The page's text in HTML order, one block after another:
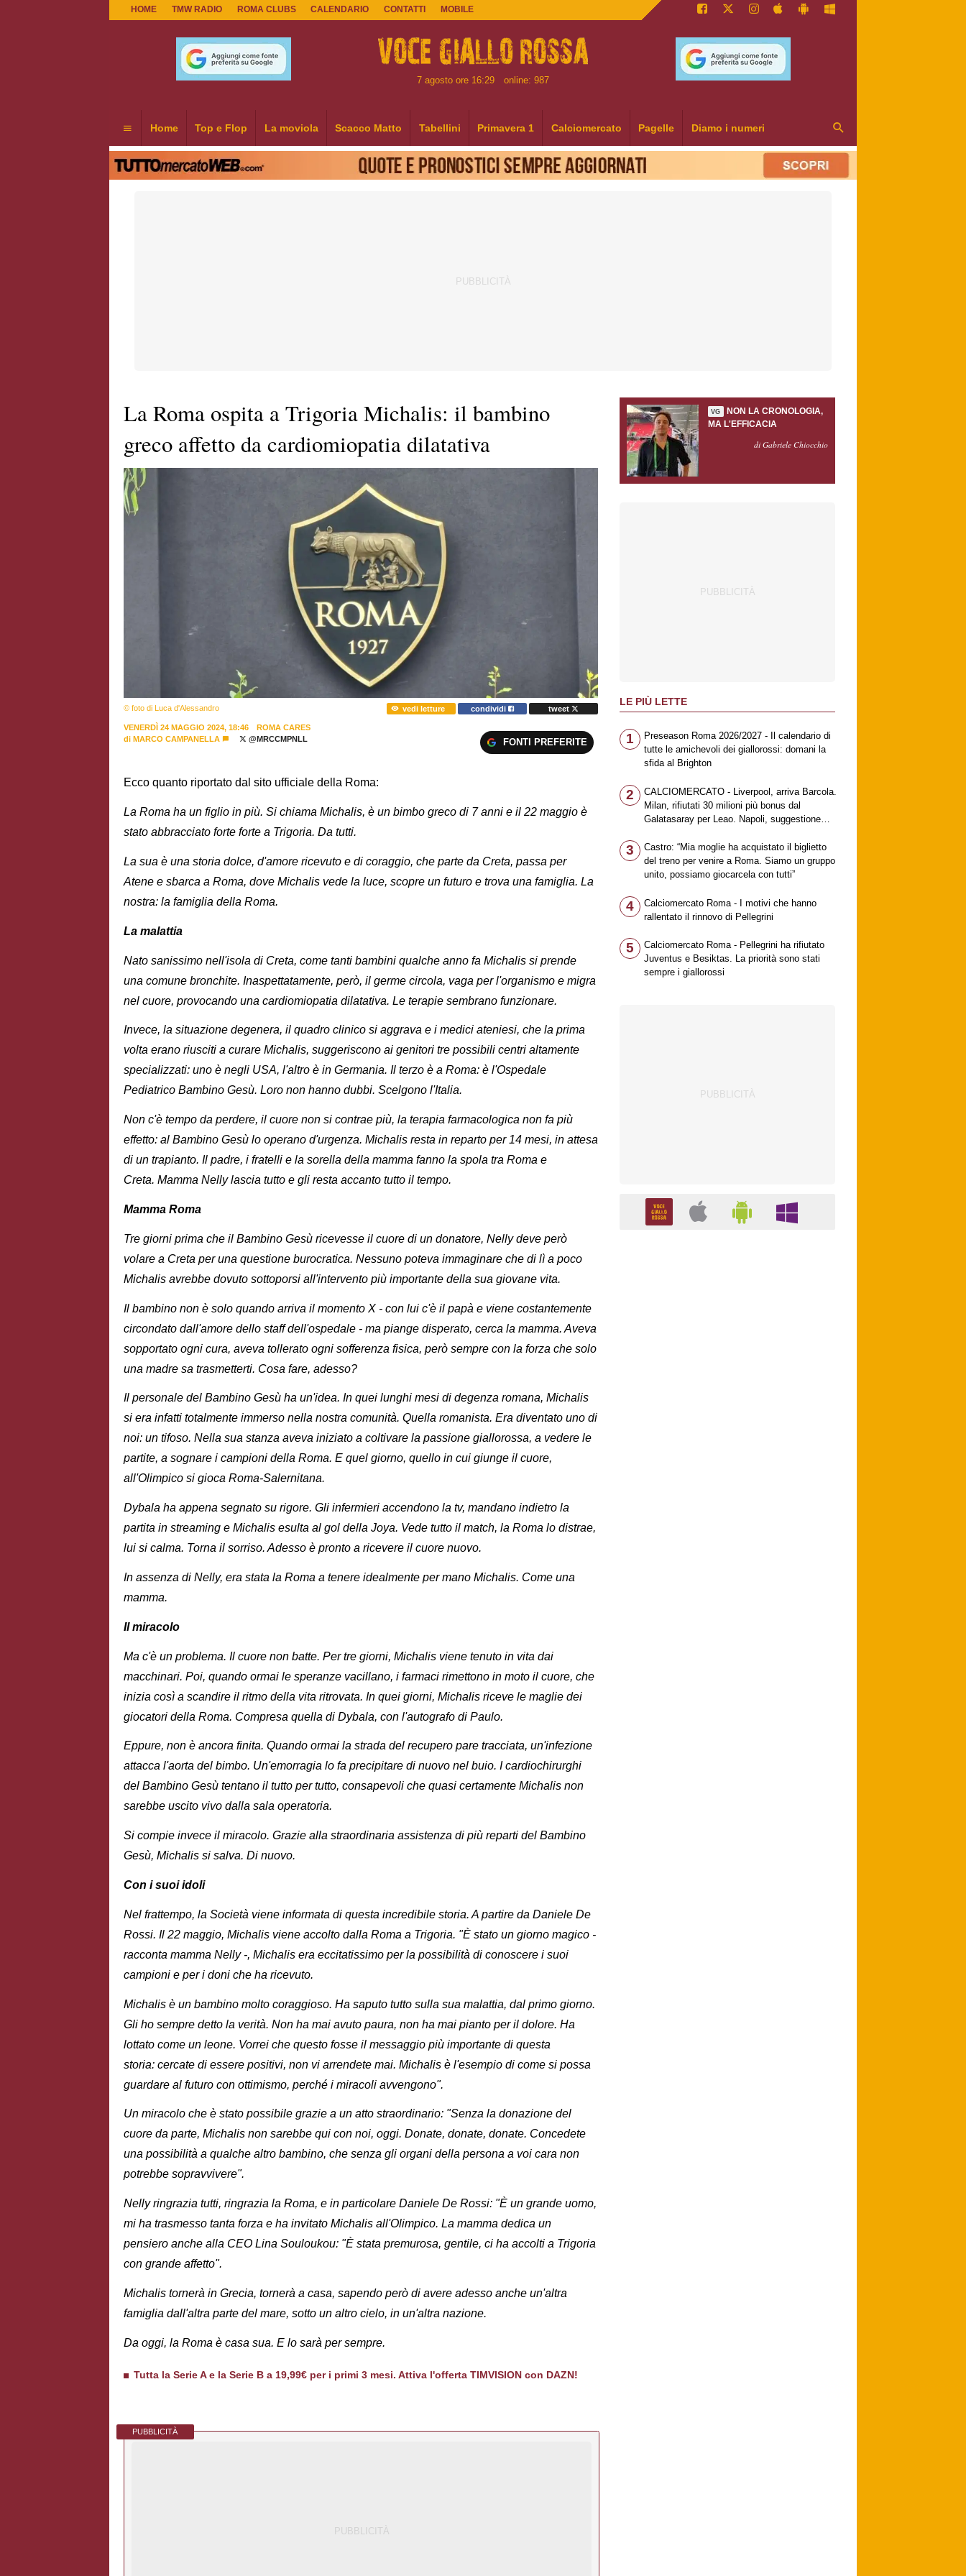
HOME TMW RADIO ROMA CLUBS CALENDARIO CONTATTI MOBILE
7 agosto ore 16:29 online: 987
Home Top e Flop La moviola Scacco Matto Tabellini Primavera 1 Calciomercato Pagelle Diamo i numeri
La Roma ospita a Trigoria Michalis: il bambino
greco affetto da cardiomiopatia dilatativa
© foto di Luca d'Alessandro vedi letture condividi tweet
VENERDÌ 24 MAGGIO 2024, 18:46
ROMA CARES
di MARCO CAMPANELLA @MRCCMPNLL FONTI PREFERITE
Ecco quanto riportato dal sito ufficiale della Roma:
La Roma ha un figlio in più. Si chiama Michalis, è un bimbo greco di 7 anni e il 22 maggio è
stato abbracciato forte forte a Trigoria. Da tutti.
La sua è una storia dolce, d'amore ricevuto e di coraggio, che parte da Creta, passa per
Atene e sbarca a Roma, dove Michalis vede la luce, scopre un futuro e trova una famiglia. La
nostra: la famiglia della Roma.
La malattia
Nato sanissimo nell'isola di Creta, come tanti bambini qualche anno fa Michalis si prende
una comune bronchite. Inaspettatamente, però, il germe circola, vaga per l'organismo e migra
nel cuore, provocando una cardiomiopatia dilatativa. Le terapie sembrano funzionare.
Invece, la situazione degenera, il quadro clinico si aggrava e i medici ateniesi, che la prima
volta erano riusciti a curare Michalis, suggeriscono ai genitori tre possibili centri altamente
specializzati: uno è negli USA, l'altro è in Germania. Il terzo è a Roma: è l'Ospedale
Pediatrico Bambino Gesù. Loro non hanno dubbi. Scelgono l'Italia.
Non c'è tempo da perdere, il cuore non si contrae più, la terapia farmacologica non fa più
effetto: al Bambino Gesù lo operano d'urgenza. Michalis resta in reparto per 14 mesi, in attesa
di un trapianto. Il padre, i fratelli e la sorella della mamma fanno la spola tra Roma e
Creta. Mamma Nelly lascia tutto e gli resta accanto tutto il tempo.
Mamma Roma
Tre giorni prima che il Bambino Gesù ricevesse il cuore di un donatore, Nelly deve però
volare a Creta per una questione burocratica. Nessuno poteva immaginare che di lì a poco
Michalis avrebbe dovuto sottoporsi all'intervento più importante della sua giovane vita.
Il bambino non è solo quando arriva il momento X - con lui c'è il papà e viene costantemente
circondato dall'amore dello staff dell'ospedale - ma piange disperato, cerca la mamma. Aveva
sopportato ogni cura, aveva tollerato ogni sofferenza fisica, però sempre con la forza che solo
una madre sa trasmetterti. Cosa fare, adesso?
Il personale del Bambino Gesù ha un'idea. In quei lunghi mesi di degenza romana, Michalis
si era infatti totalmente immerso nella nostra comunità. Quella romanista. Era diventato uno di
noi: un tifoso. Nella sua stanza aveva iniziato a coltivare la passione giallorossa, a vedere le
partite, a sognare i campioni della Roma. E quel giorno, quello in cui giunge il cuore,
all'Olimpico si gioca Roma-Salernitana.
Dybala ha appena segnato su rigore. Gli infermieri accendono la tv, mandano indietro la
partita in streaming e Michalis esulta al gol della Joya. Vede tutto il match, la Roma lo distrae,
lui si calma. Torna il sorriso. Adesso è pronto a ricevere il cuore nuovo.
In assenza di Nelly, era stata la Roma a tenere idealmente per mano Michalis. Come una
mamma.
Il miracolo
Ma c'è un problema. Il cuore non batte. Per tre giorni, Michalis viene tenuto in vita dai
macchinari. Poi, quando ormai le speranze vacillano, i farmaci rimettono in moto il cuore, che
inizia così a scandire il ritmo della vita ritrovata. In quei giorni, Michalis riceve le maglie dei
giocatori della Roma. Compresa quella di Dybala, con l'autografo di Paulo.
Eppure, non è ancora finita. Quando ormai la strada del recupero pare tracciata, un'infezione
attacca l'aorta del bimbo. Un'emorragia lo fa precipitare di nuovo nel buio. I cardiochirurghi
del Bambino Gesù tentano il tutto per tutto, consapevoli che quasi certamente Michalis non
sarebbe uscito vivo dalla sala operatoria.
Si compie invece il miracolo. Grazie alla straordinaria assistenza di più reparti del Bambino
Gesù, Michalis si salva. Di nuovo.
Con i suoi idoli
Nel frattempo, la Società viene informata di questa incredibile storia. A partire da Daniele De
Rossi. Il 22 maggio, Michalis viene accolto dalla Roma a Trigoria. "È stato un giorno magico -
racconta mamma Nelly -, Michalis era eccitatissimo per la possibilità di conoscere i suoi
campioni e per i doni che ha ricevuto.
Michalis è un bambino molto coraggioso. Ha saputo tutto sulla sua malattia, dal primo giorno.
Gli ho sempre detto la verità. Non ha mai avuto paura, non ha mai pianto per il dolore. Ha
lottato come un leone. Vorrei che questo fosse il messaggio più importante di questa
storia: cercate di essere positivi, non vi arrendete mai. Michalis è l'esempio di come si possa
guardare al futuro con ottimismo, perché i miracoli avvengono".
Un miracolo che è stato possibile grazie a un atto straordinario: "Senza la donazione del
cuore da parte, Michalis non sarebbe qui con noi, oggi. Donate, donate, donate. Concedete
una possibilità a qualche altro bambino, che senza gli organi della persona a voi cara non
potrebbe sopravvivere".
Nelly ringrazia tutti, ringrazia la Roma, e in particolare Daniele De Rossi: "È un grande uomo,
mi ha trasmesso tanta forza e ha invitato Michalis all'Olimpico. La mamma dedica un
pensiero anche alla CEO Lina Souloukou: "È stata premurosa, gentile, ci ha accolti a Trigoria
con grande affetto".
Michalis tornerà in Grecia, tornerà a casa, sapendo però di avere adesso anche un'altra
famiglia dall'altra parte del mare, sotto un altro cielo, in un'altra nazione.
Da oggi, la Roma è casa sua. E lo sarà per sempre.
Tutta la Serie A e la Serie B a 19,99€ per i primi 3 mesi. Attiva l'offerta TIMVISION con DAZN!
PUBBLICITÀ
VG
NON LA CRONOLOGIA,
MA L'EFFICACIA
di Gabriele Chiocchio
LE PIÙ LETTE
1
Preseason Roma 2026/2027 - Il calendario di
tutte le amichevoli dei giallorossi: domani la
sfida al Brighton
2
CALCIOMERCATO - Liverpool, arriva Barcola.
Milan, rifiutati 30 milioni più bonus dal
Galatasaray per Leao. Napoli, suggestione
di Mastantuono
3
Castro: “Mia moglie ha acquistato il biglietto
del treno per venire a Roma. Siamo un gruppo
unito, possiamo giocarcela con tutti”
4
Calciomercato Roma - I motivi che hanno
rallentato il rinnovo di Pellegrini
5
Calciomercato Roma - Pellegrini ha rifiutato
Juventus e Besiktas. La priorità sono stati
sempre i giallorossi